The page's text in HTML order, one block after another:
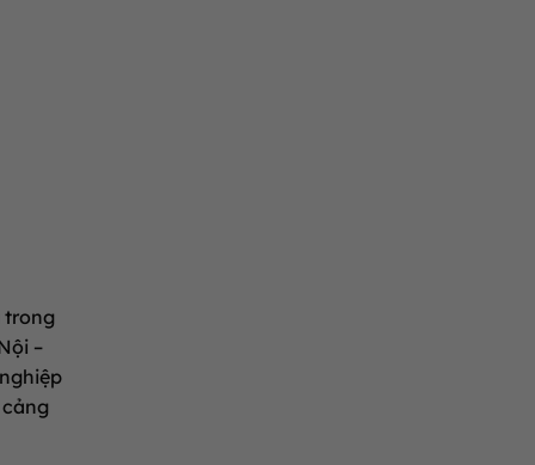
trong
–